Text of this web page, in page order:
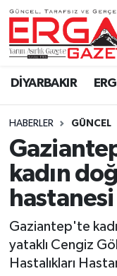
DİYARBAKIR
HABERLER GÜNCEL
kadın
Gaziantep'te
yataklı Cengiz
Hastalıkları
DİYARBAKIR
BİSMİL
BAĞLAR
ERGANİ
Güncel
Eği̇ti̇m
Resmi İlanlar
Sağlık
Si̇yaset
Ergani
Ergani Hava
Ergani Trafik
Süper Lig
Tüm Manşetler
Son Dakika
Haber Arşivi